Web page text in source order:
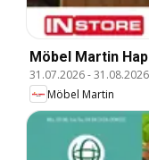
Möbel Martin
31.07.2026-31.08.2026
Möbel Martin